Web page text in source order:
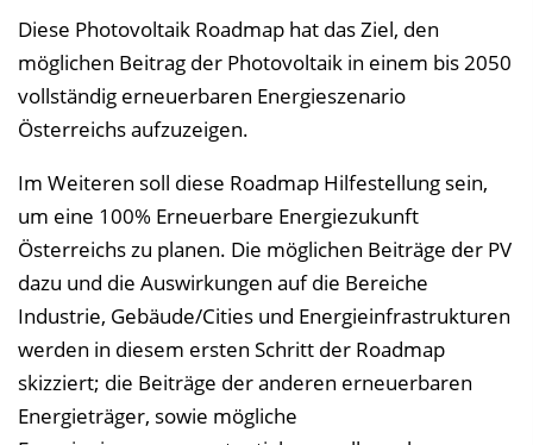
Diese Photovoltaik Roadmap hat das Ziel, den
möglichen Beitrag der Photovoltaik in einem bis 2050
vollständig erneuerbaren Energieszenario
Österreichs aufzuzeigen.
Im Weiteren soll diese Roadmap Hilfestellung sein,
um eine 100% Erneuerbare Energiezukunft
Österreichs zu planen. Die möglichen Beiträge der PV
dazu und die Auswirkungen auf die Bereiche
Industrie, Gebäude/Cities und Energieinfrastrukturen
werden in diesem ersten Schritt der Roadmap
skizziert; die Beiträge der anderen erneuerbaren
Energieträger, sowie mögliche